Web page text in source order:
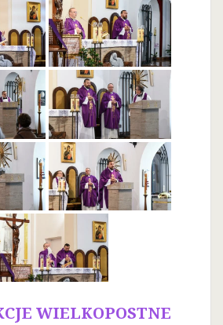
WIELKOPOSTNE